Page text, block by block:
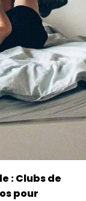
: Clubs de
pour